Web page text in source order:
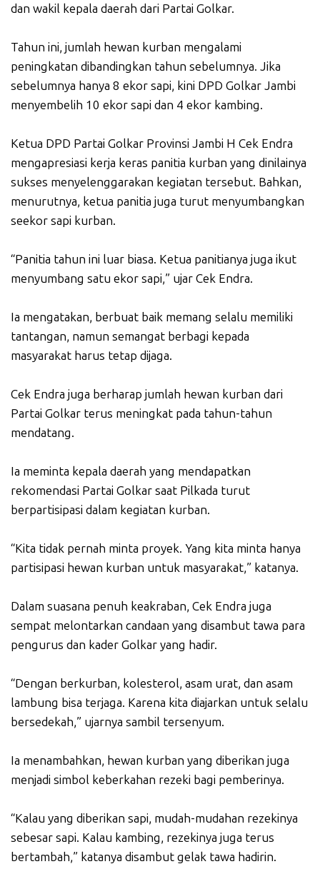
dan wakil kepala daerah dari Partai Golkar.
Tahun ini, jumlah hewan kurban mengalami
peningkatan dibandingkan tahun sebelumnya. Jika
sebelumnya hanya 8 ekor sapi, kini DPD Golkar Jambi
menyembelih 10 ekor sapi dan 4 ekor kambing.
Ketua DPD Partai Golkar Provinsi Jambi H Cek Endra
mengapresiasi kerja keras panitia kurban yang dinilainya
sukses menyelenggarakan kegiatan tersebut. Bahkan,
menurutnya, ketua panitia juga turut menyumbangkan
seekor sapi kurban.
“Panitia tahun ini luar biasa. Ketua panitianya juga ikut
menyumbang satu ekor sapi,” ujar Cek Endra.
Ia mengatakan, berbuat baik memang selalu memiliki
tantangan, namun semangat berbagi kepada
masyarakat harus tetap dijaga.
Cek Endra juga berharap jumlah hewan kurban dari
Partai Golkar terus meningkat pada tahun-tahun
mendatang.
Ia meminta kepala daerah yang mendapatkan
rekomendasi Partai Golkar saat Pilkada turut
berpartisipasi dalam kegiatan kurban.
“Kita tidak pernah minta proyek. Yang kita minta hanya
partisipasi hewan kurban untuk masyarakat,” katanya.
Dalam suasana penuh keakraban, Cek Endra juga
sempat melontarkan candaan yang disambut tawa para
pengurus dan kader Golkar yang hadir.
“Dengan berkurban, kolesterol, asam urat, dan asam
lambung bisa terjaga. Karena kita diajarkan untuk selalu
bersedekah,” ujarnya sambil tersenyum.
Ia menambahkan, hewan kurban yang diberikan juga
menjadi simbol keberkahan rezeki bagi pemberinya.
“Kalau yang diberikan sapi, mudah-mudahan rezekinya
sebesar sapi. Kalau kambing, rezekinya juga terus
bertambah,” katanya disambut gelak tawa hadirin.